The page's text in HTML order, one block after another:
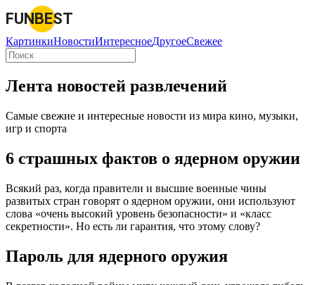
FUNBEST
КартинкиНовостиИнтересноеДругоеСвежее
Лента новостей развлечений
Самые свежие и интересные новости из мира кино, музыки,
игр и спорта
6 страшных фактов о ядерном оружии
Всякий раз, когда правители и высшие военные чины
развитых стран говорят о ядерном оружии, они используют
слова «очень высокий уровень безопасности» и «класс
секретности». Но есть ли гарантия, что этому слову?
Пароль для ядерного оружия